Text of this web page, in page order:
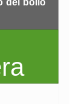
del bollo